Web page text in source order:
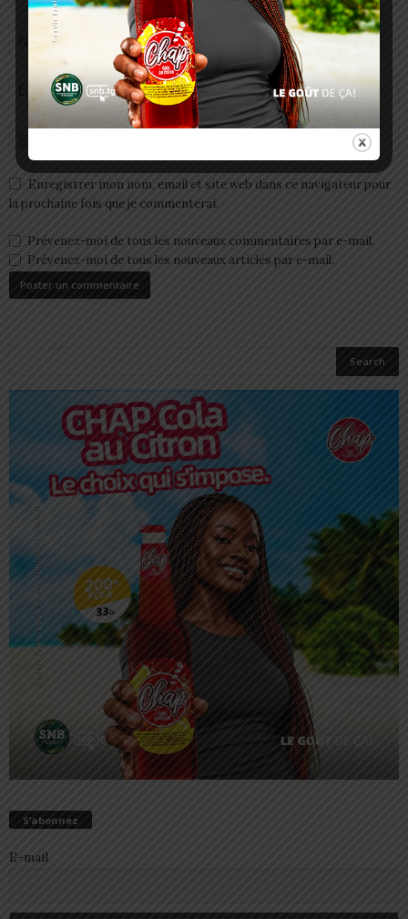
Enregistrer mon nom, email et site web dans ce navigateur pour
la prochaine fois que je commenterai.
Prévenez-moi de tous les nouveaux commentaires par e-mail.
Prévenez-moi de tous les nouveaux articles par e-mail.
S’abonnez
E-mail